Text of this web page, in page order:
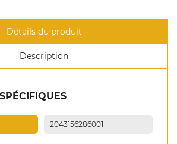
Détails du produit
Description
2043156286001